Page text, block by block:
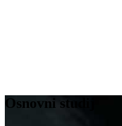
Osnovni studij